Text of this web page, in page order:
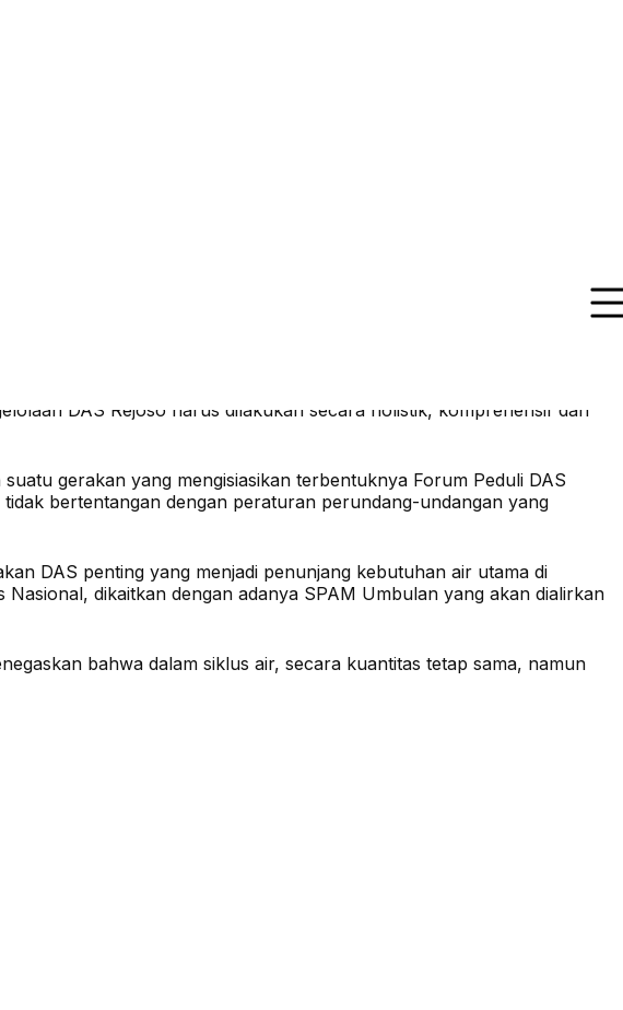
DAS Rejoso harus dilakukan secara holistik, komprehensif dan
gerakan yang mengisiasikan terbentuknya Forum Peduli DAS
bertentangan dengan peraturan perundang-undangan yang
DAS penting yang menjadi penunjang kebutuhan air utama di
dikaitkan dengan adanya SPAM Umbulan yang akan dialirkan
bahwa dalam siklus air, secara kuantitas tetap sama, namun